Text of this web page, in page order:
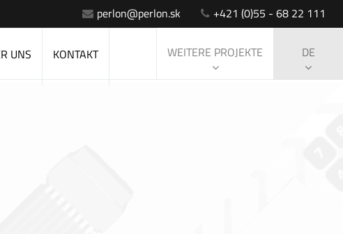
perlon@perlon.sk +421 (0)55 - 68 22 111
UNS KONTAKT WEITERE PROJEKTE DE